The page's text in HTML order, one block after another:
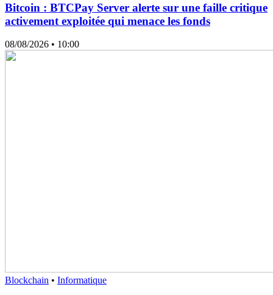
Bitcoin : BTCPay Server alerte sur une faille critique
activement exploitée qui menace les fonds
08/08/2026 • 10:00
Blockchain • Informatique